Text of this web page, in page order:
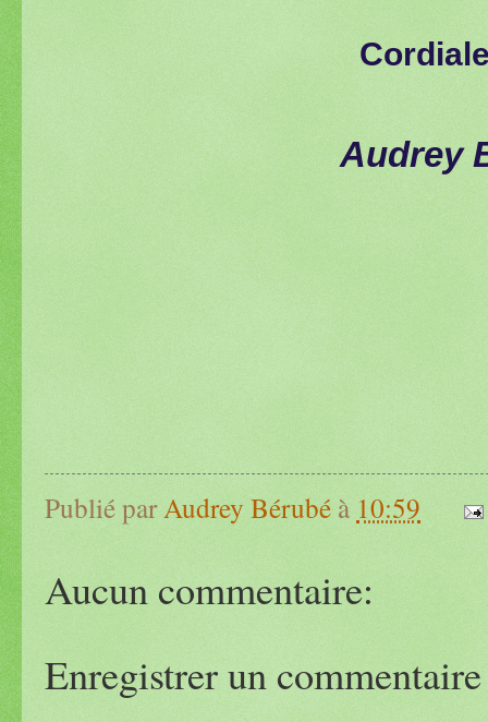
Audrey
Publié par Audrey Bérubé à 10:59
Aucun commentaire:
Enregistrer un commentaire